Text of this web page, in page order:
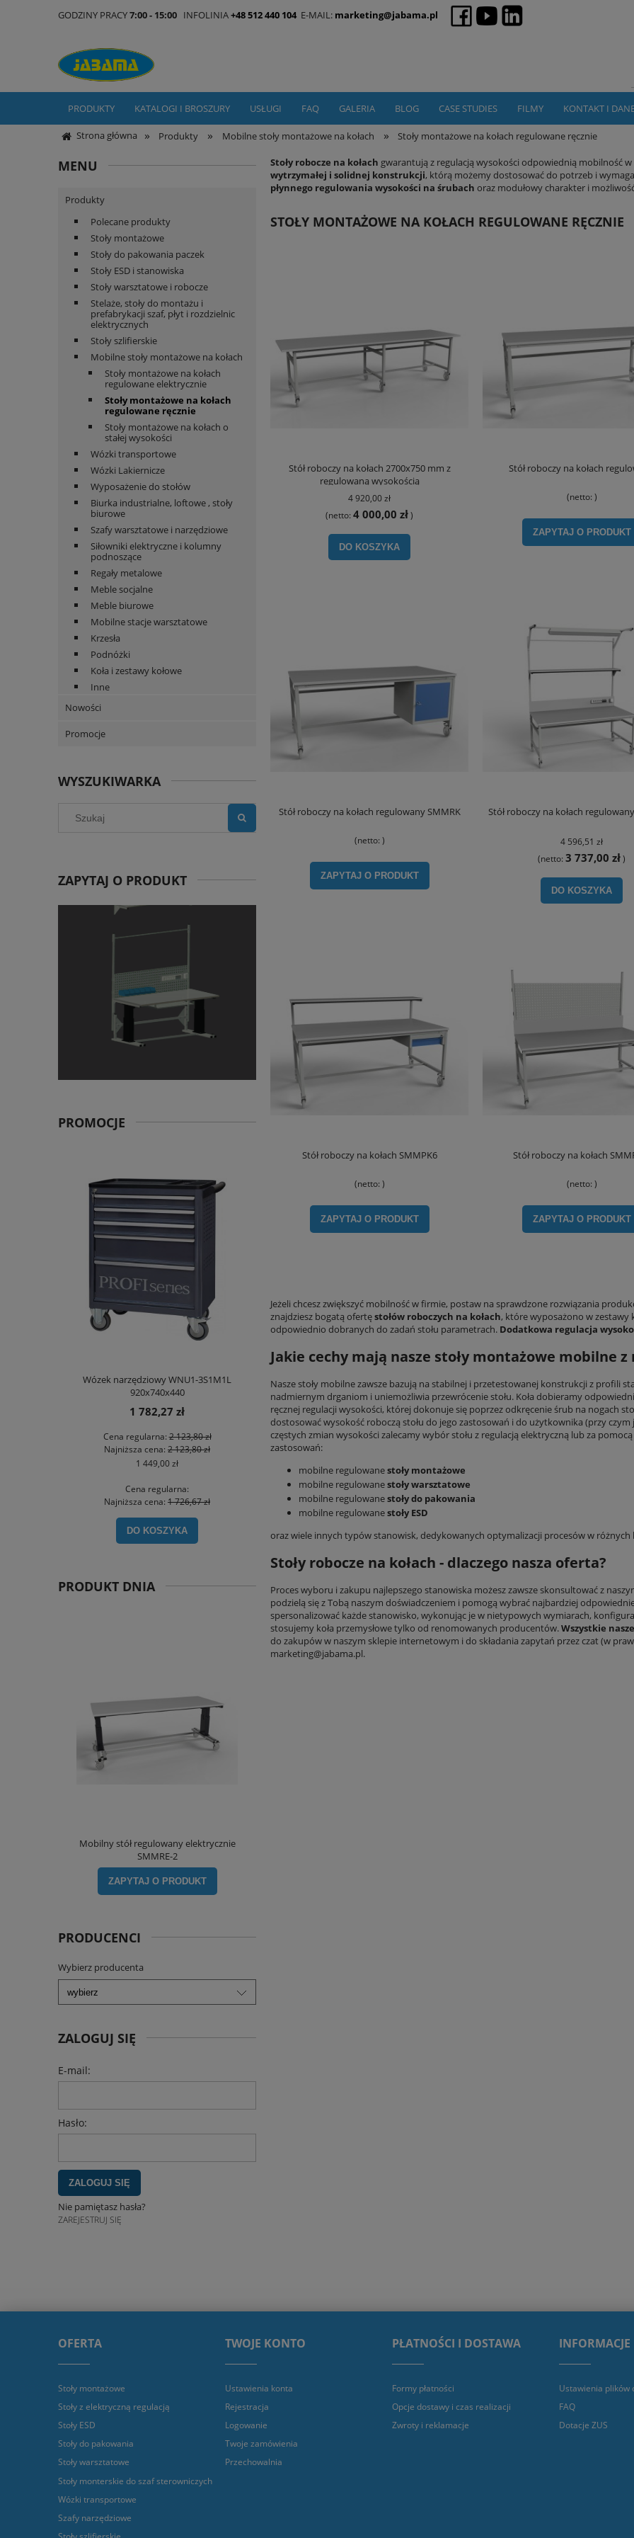
GODZINY PRACY7:00 - 15:00 INFOLINIA+48 512 440 104 E-MAIL: marketing@jabama.pl
PRODUKTY KATALOGI I BROSZURY USŁUGI FAQ GALERIA BLOG CASE STUDIES FILMY KONTAKT I
Strona główna » Produkty » Mobilne stoły montażowe na kołach » Stoły montażowe na kołach regulowane ręcznie
MENU
Produkty
Polecane produkty
Stoły montażowe
Stoły do pakowania paczek
Stoły ESD i stanowiska
Stoły warsztatowe i robocze
Stelaże, stoły do montażu i
prefabrykacji szaf, płyt i rozdzielnic
elektrycznych
Stoły szlifierskie
Mobilne stoły montażowe na kołach
Stoły montażowe na kołach
regulowane elektrycznie
Stoły montażowe na kołach
regulowane ręcznie
Stoły montażowe na kołach o
stałej wysokości
Wózki transportowe
Wózki Lakiernicze
Wyposażenie do stołów
Biurka industrialne, loftowe , stoły
biurowe
Szafy warsztatowe i narzędziowe
Siłowniki elektryczne i kolumny
podnoszące
Regały metalowe
Meble socjalne
Meble biurowe
Mobilne stacje warsztatowe
Krzesła
Podnóżki
Koła i zestawy kołowe
Inne
Nowości
Promocje
WYSZUKIWARKA
ZAPYTAJ O PRODUKT
PROMOCJE
Wózek narzędziowy WNU1-3S1M1L
920x740x440
1 782,27 zł
Cena regularna:2 123,80 zł
Najniższa cena: 2 123,80 zł
1 449,00 zł
Cena regularna:
Najniższa cena: 1 726,67 zł
DO KOSZYKA
PRODUKT DNIA
Mobilny stół regulowany elektrycznie
SMMRE-2
ZAPYTAJ O PRODUKT
PRODUCENCI
Wybierz producenta
ZALOGUJ SIĘ
E-mail:
Hasło:
ZALOGUJ SIĘ
Nie pamiętasz hasła?
ZAREJESTRUJ SIĘ
Stoły robocze na kołach gwarantują z regulacją wysokości odpowiednią mobilność
wytrzymałej i solidnej konstrukcji, którą możemy dostosować do potrzeb i
płynnego regulowania wysokości na śrubach oraz modułowy charakter i
STOŁY MONTAŻOWE NA KOŁACH REGULOWANE RĘCZNIE
Stół roboczy na kołach 2700x750 mm z
regulowaną wysokością
4 920,00 zł
(netto: 4 000,00 zł)
DO KOSZYKA
Stół roboczy na kołach
(netto: )
ZAPYTAJ O PRODUKT
Stół roboczy na kołach regulowany SMMRK
(netto: )
ZAPYTAJ O PRODUKT
Stół roboczy na kołach
4 596,51 zł
(netto: 3 737,00 zł)
DO KOSZYKA
Stół roboczy na kołach SMMPK6
(netto: )
ZAPYTAJ O PRODUKT
Stół roboczy na kołach
(netto: )
ZAPYTAJ O PRODUKT
Jeżeli chcesz zwiększyć mobilność w firmie, postaw na sprawdzone rozwiązania
znajdziesz bogatą ofertęstołów roboczych na kołach, które wyposażono w zestawy
odpowiednio dobranych do zadań stołu parametrach. Dodatkowa regulacja
Jakie cechy mają nasze stoły montażowe mobilne
Nasze stoły mobilne zawsze bazują na stabilnej i przetestowanej konstrukcji z profili
nadmiernym drganiom i uniemożliwia przewrócenie stołu. Koła dobieramy
ręcznej regulacji wysokości, której dokonuje się poprzez odkręcenie śrub na nogach
dostosować wysokość roboczą stołu do jego zastosowań i do użytkownika (przy
częstych zmian wysokości zalecamy wybór stołu z regulacją elektryczną lub za
zastosowań:
mobilne regulowanestoły montażowe
mobilne regulowanestoły warsztatowe
mobilne regulowanestoły do pakowania
mobilne regulowanestoły ESD
oraz wiele innych typów stanowisk, dedykowanych optymalizacji procesów w różnych
Stoły robocze na kołach - dlaczego nasza oferta?
Proces wyboru i zakupu najlepszego stanowiska możesz zawsze skonsultować z
podzielą się z Tobą naszym doświadczeniem i pomogą wybrać najbardziej
spersonalizować każde stanowisko, wykonując je w nietypowych wymiarach,
stosujemy koła przemysłowe tylko od renomowanych producentów.Wszystkie
do zakupów w naszym sklepie internetowym i do składania zapytań przez czat (w
marketing@jabama.pl.
OFERTA
Stoły montażowe
Stoły z elektryczną regulacją
Stoły ESD
Stoły do pakowania
Stoły warsztatowe
Stoły monterskie do szaf sterowniczych
Wózki transportowe
Szafy narzędziowe
TWOJE KONTO
Ustawienia konta
Rejestracja
Logowanie
Twoje zamówienia
Przechowalnia
PŁATNOŚCI I DOSTAWA
Formy płatności
Opcje dostawy i czas realizacji
Zwroty i reklamacje
INFORMACJE
Ustawienia plików
FAQ
Dotacje ZUS